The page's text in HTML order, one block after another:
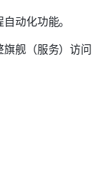
动化功能。
舰（服务）访问